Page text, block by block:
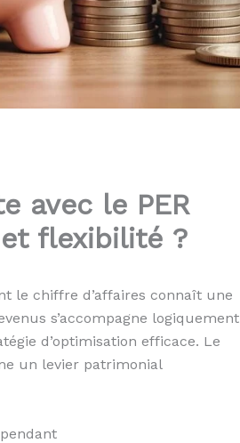
avec le PER
flexibilité ?
le chiffre d’affaires connaît une
s’accompagne logiquement
d’optimisation efficace. Le
un levier patrimonial